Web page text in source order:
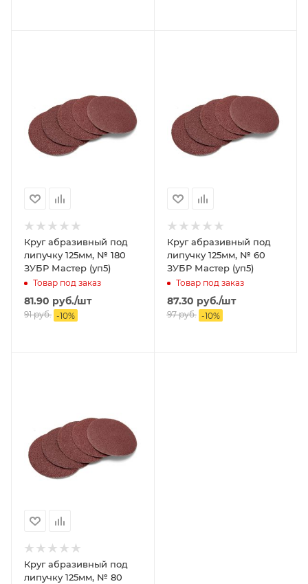
Круг абразивный под
липучку 125мм, № 180
ЗУБР Мастер (уп5)
Товар под заказ
81.90 руб./шт
91руб. -10%
Круг абразивный под
липучку 125мм, № 60
ЗУБР Мастер (уп5)
Товар под заказ
87.30 руб./шт
97руб. -10%
Круг абразивный под
липучку 125мм, № 80